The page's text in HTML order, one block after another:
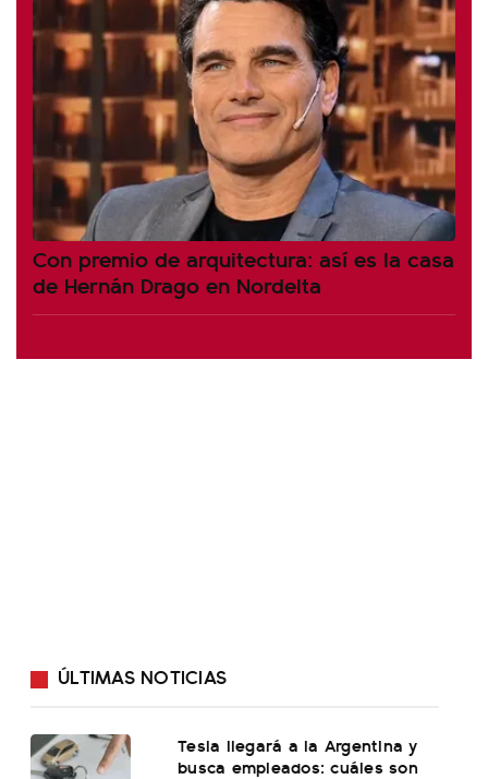
Con premio de arquitectura: así es la casa
de Hernán Drago en Nordelta
ÚLTIMAS NOTICIAS
Tesla llegará a la Argentina y
busca empleados: cuáles son